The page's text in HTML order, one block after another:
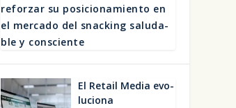
refor­zar su posi­cio­na­mien­to en
el mer­ca­do del snac­king salu­da­
ble y cons­cien­te
El Retail Media evo­
lu­cio­na